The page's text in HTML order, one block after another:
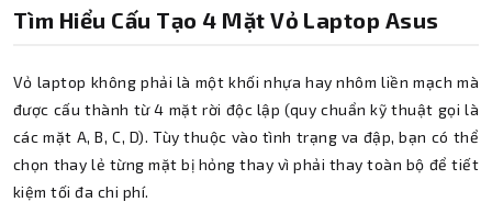
Tìm Hiểu Cấu Tạo 4 Mặt Vỏ Laptop Asus
Vỏ laptop không phải là một khối nhựa hay nhôm liền mạch mà
được cấu thành từ 4 mặt rời độc lập (quy chuẩn kỹ thuật gọi là
các mặt A, B, C, D). Tùy thuộc vào tình trạng va đập, bạn có thể
chọn thay lẻ từng mặt bị hỏng thay vì phải thay toàn bộ để tiết
kiệm tối đa chi phí.